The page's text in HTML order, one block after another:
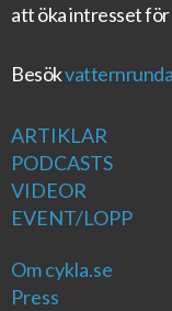
att öka intresset för
Besök
ARTIKLAR
PODCASTS
VIDEOR
EVENT/LOPP
Om cykla.se
Press